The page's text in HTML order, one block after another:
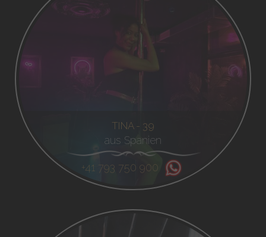
TINA - 39
aus Spanien
+41 793 750 900